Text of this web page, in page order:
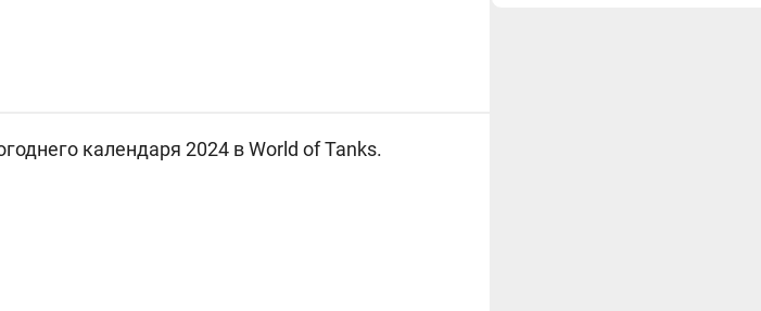
календаря 2024 в World of Tanks.